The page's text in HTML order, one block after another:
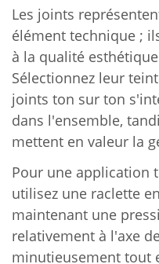
Les joints
élément technique ;
à la qualité
Sélectionnez leur
joints ton sur ton
dans l'ensemble,
mettent en valeur la
Pour une application
utilisez une raclette
maintenant une
relativement à l'axe
minutieusement tout